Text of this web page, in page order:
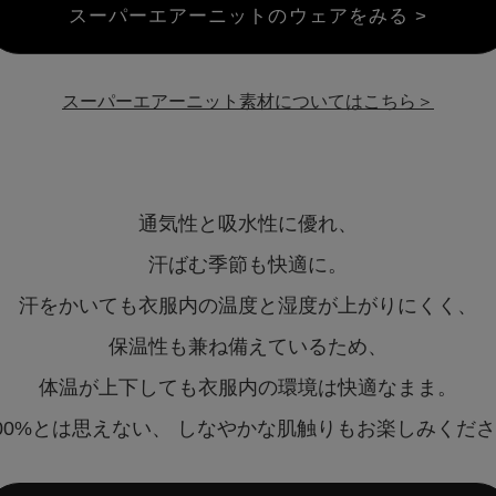
スーパーエアーニットのウェアをみる >
スーパーエアーニット素材についてはこちら＞
通気性と吸水性に優れ、
汗ばむ季節も快適に。
汗をかいても衣服内の温度と湿度が上がりにくく、
保温性も兼ね備えているため、
体温が上下しても衣服内の環境は快適なまま。
とは思えない、
しなやかな肌触りもお楽しみくだ